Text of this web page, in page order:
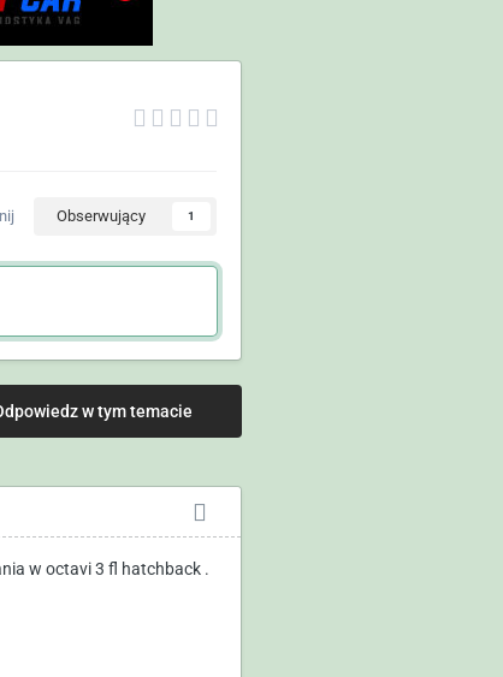
Obserwujący 1
w tym temacie
w octavi 3 fl hatchback .